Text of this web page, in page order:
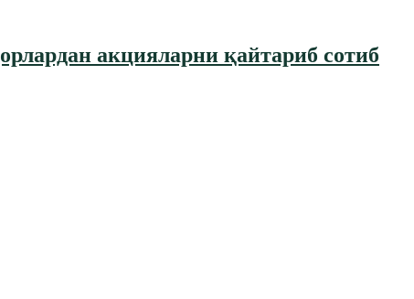
акцияларни қайтариб сотиб